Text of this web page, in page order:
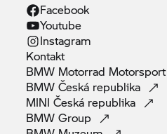
Facebook
Youtube
Instagram
Kontakt
BMW Motorrad Motorsport
BMW Česká republika
MINI Česká republika
BMWGroup